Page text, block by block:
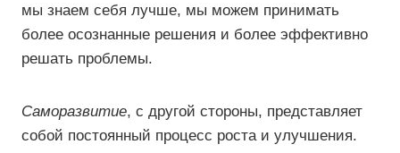
мы знаем себя лучше, мы можем принимать
более осознанные решения и более эффективно
решать проблемы.
Саморазвитие, с другой стороны, представляет
собой постоянный процесс роста и улучшения.